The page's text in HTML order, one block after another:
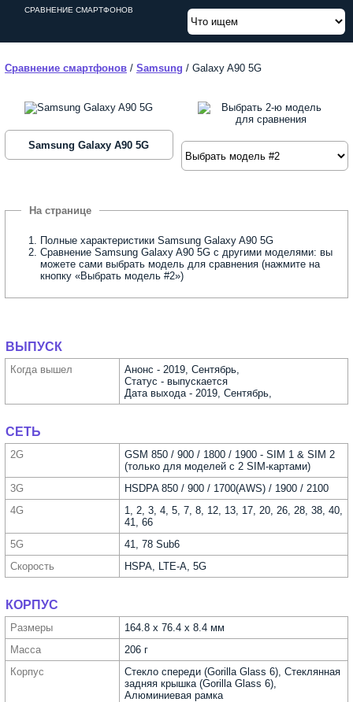
СРАВНЕНИЕ СМАРТФОНОВ
Сравнение смартфонов / Samsung / Galaxy A90 5G
Samsung Galaxy A90 5G
Полные характеристики Samsung Galaxy A90 5G
Сравнение Samsung Galaxy A90 5G с другими моделями: вы
можете сами выбрать модель для сравнения (нажмите на
кнопку «Выбрать модель #2»)
ВЫПУСК
Когда вышел
Анонс - 2019, Сентябрь,
Статус - выпускается
Дата выхода - 2019, Сентябрь,
СЕТЬ
2G
GSM 850 / 900 / 1800 / 1900 - SIM 1 & SIM 2
(только для моделей с 2 SIM-картами)
3G
HSDPA 850 / 900 / 1700(AWS) / 1900 / 2100
4G
1, 2, 3, 4, 5, 7, 8, 12, 13, 17, 20, 26, 28, 38, 40,
41, 66
5G
41, 78 Sub6
Скорость
HSPA, LTE-A, 5G
КОРПУС
Размеры
164.8 x 76.4 x 8.4 мм
Масса
206 г
Корпус
Стекло спереди (Gorilla Glass 6), Стеклянная
задняя крышка (Gorilla Glass 6),
Алюминиевая рамка